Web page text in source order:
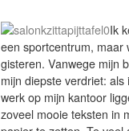
Ik
een sportcentrum, maar
gisteren. Vanwege mijn
mijn diepste verdriet:
werk op mijn kantoor
zoveel mooie teksten in